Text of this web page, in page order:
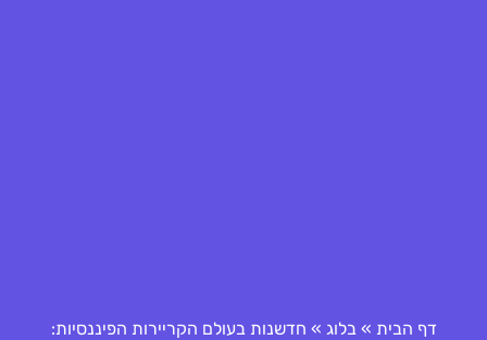
דף הבית » בלוג » חדשנות בעולם הקריירות הפיננסיות: